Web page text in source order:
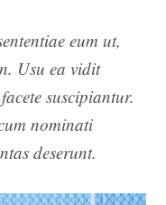
eum ut,
Usu ea vidit
suscipiantur.
nominati
deserunt.